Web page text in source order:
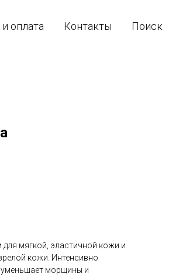
оплата Контакты Поиск
мягкой, эластичной кожи и
кожи. Интенсивно
морщины и